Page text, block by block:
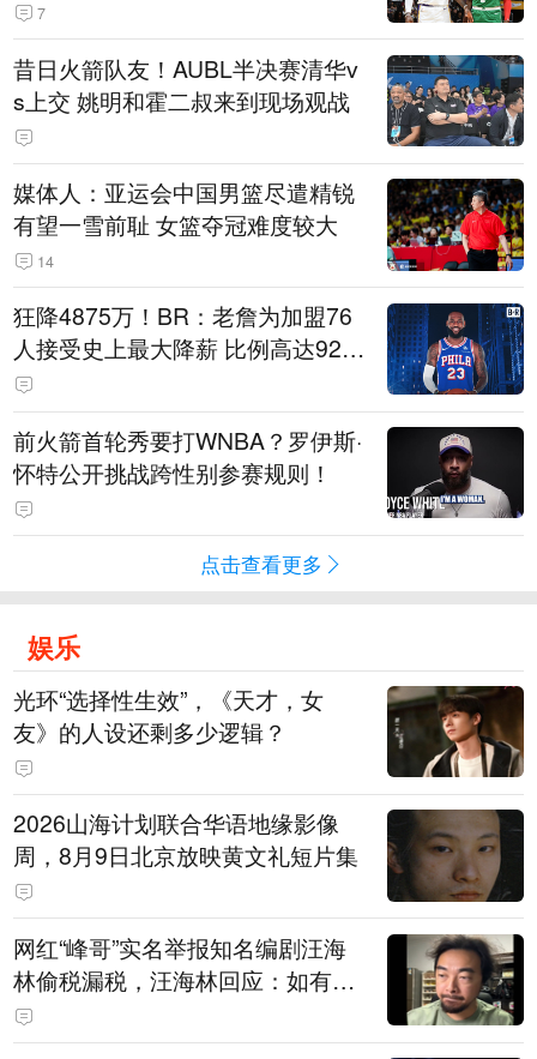
7
昔日火箭队友！AUBL半决赛清华v
s上交 姚明和霍二叔来到现场观战
媒体人：亚运会中国男篮尽遣精锐
有望一雪前耻 女篮夺冠难度较大
14
狂降4875万！BR：老詹为加盟76
人接受史上最大降薪 比例高达92.
6%
前火箭首轮秀要打WNBA？罗伊斯·
怀特公开挑战跨性别参赛规则！
点击查看更多
娱乐
光环“选择性生效”，《天才，女
友》的人设还剩多少逻辑？
2026山海计划联合华语地缘影像
周，8月9日北京放映黄文礼短片集
网红“峰哥”实名举报知名编剧汪海
林偷税漏税，汪海林回应：如有违
法行为，相关机构自会进行评判和
处理，清者自清，无需一一回应